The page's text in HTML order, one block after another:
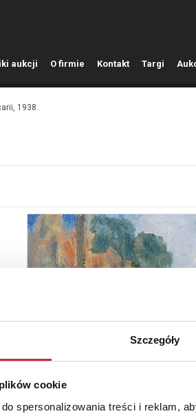
Szczegóły
cookie
spersonalizowania treści i reklam,
aukcji O firmie Kontakt Targi A
1938.